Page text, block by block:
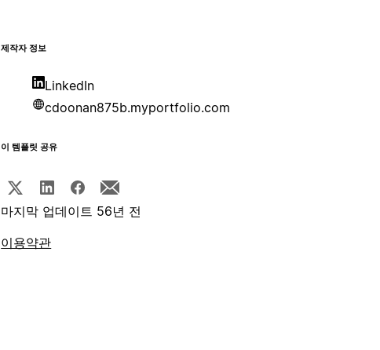
제작자 정보
LinkedIn
cdoonan875b.myportfolio.com
이 템플릿 공유
마지막 업데이트 56년 전
이용약관